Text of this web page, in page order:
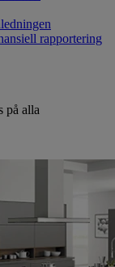
rapportering
på alla